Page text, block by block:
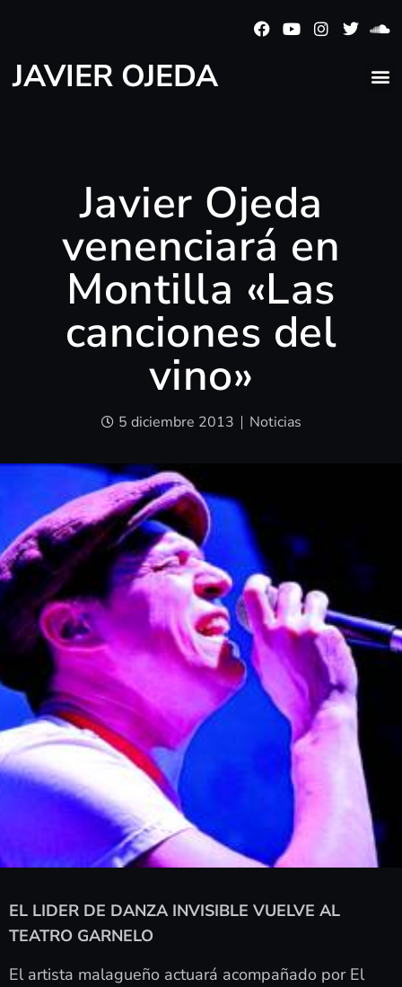
JAVIER OJEDA
Javier Ojeda
venenciará en
Montilla «Las
canciones del
vino»
5 diciembre 2013 Noticias
EL LIDER DE DANZA INVISIBLE VUELVE AL
TEATRO GARNELO
El artista malagueño actuará acompañado por El